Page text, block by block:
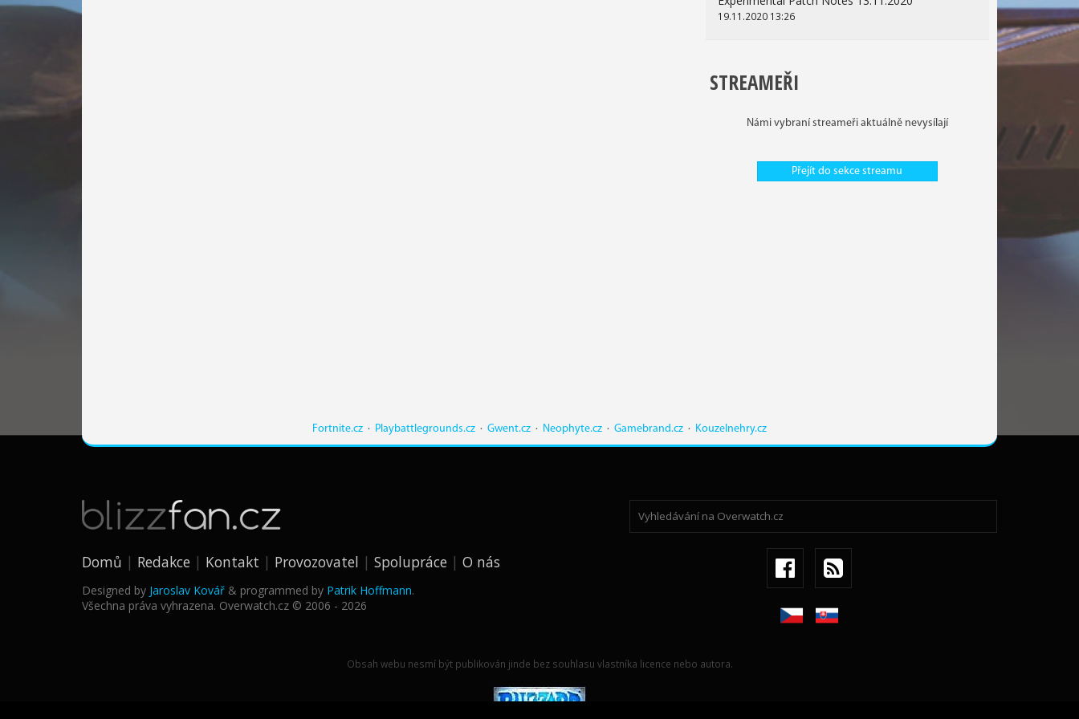
19.11.2020 13:26
STREAMEŘI
Námi vybraní streameři aktuálně nevysílají
Přejít do sekce streamu
Fortnite.cz · Playbattlegrounds.cz · Gwent.cz · Neophyte.cz · Gamebrand.cz · Kouzelnehry.cz
Domů Redakce Kontakt Provozovatel Spolupráce O nás
Designed by Jaroslav Kovář & programmed by Patrik Hoffmann.
Všechna práva vyhrazena. Overwatch.cz © 2006 - 2026
Obsah webu nesmí být publikován jinde bez souhlasu vlastníka licence nebo autora.